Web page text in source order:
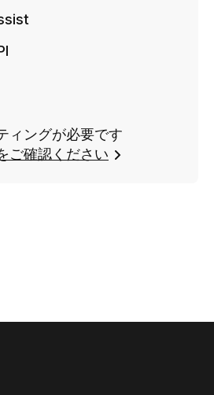
ィングが必要です
ご確認ください